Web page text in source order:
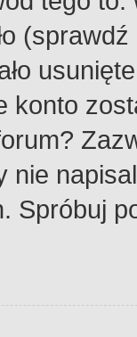
konto
nie
Spróbuj